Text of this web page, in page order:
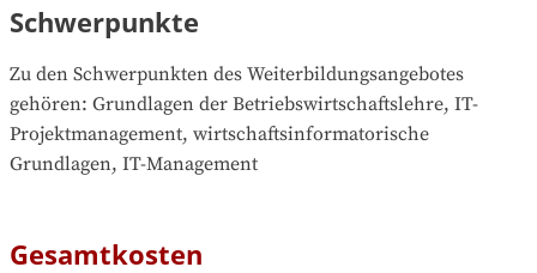
Schwerpunkte
Zu den Schwerpunkten des Weiterbildungsangebotes
gehören: Grundlagen der Betriebswirtschaftslehre, IT-
Projektmanagement, wirtschaftsinformatorische
Grundlagen, IT-Management
Gesamtkosten